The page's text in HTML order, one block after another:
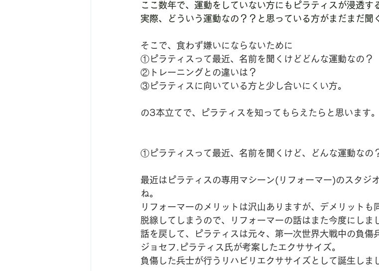
ここ数年で、運動をしていない方にもピラティスが浸透す
実際、どういう運動なの？？と思っている方がまだまだ聞
そこで、食わず嫌いにならないために
①ピラティスって最近、名前を聞くけどどんな運動なの？
②トレーニングとの違いは？
③ピラティスに向いている方と少し合いにくい方。
の3本立てで、ピラティスを知ってもらえたらと思います。
①ピラティスって最近、名前を聞くけど、どんな運動なの
最近はピラティスの専用マシーン(リフォーマー)のスタジ
ね。
リフォーマーのメリットは沢山ありますが、デメリット
脱線してしまうので、リフォーマーの話はまた今度にしま
話を戻して、ピラティスは元々、第一次世界大戦中の負傷
ジョセフ.ピラティス氏が考案したエクササイズ。
負傷した兵士が行うリハビリエクササイズとして誕生しま